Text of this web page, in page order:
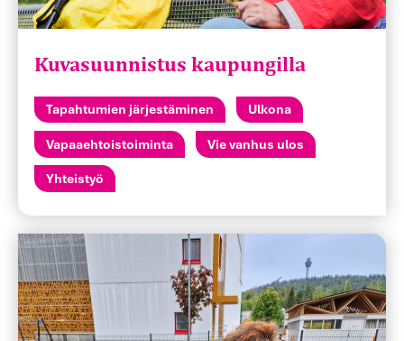
Kuvasuunnistus kaupungilla
Tapahtumien järjestäminen Ulkona
Vapaaehtoistoiminta Vie vanhus ulos
Yhteistyö